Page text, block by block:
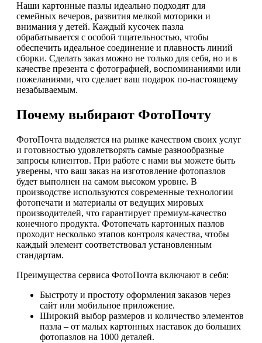
Наши картонные пазлы идеально подходят для
семейных вечеров, развития мелкой моторики и
внимания у детей. Каждый кусочек пазла
обрабатывается с особой тщательностью, чтобы
обеспечить идеальное соединение и плавность линий
сборки. Сделать заказ можно не только для себя, но и в
качестве презента с фотографией, воспоминаниями или
пожеланиями, что сделает ваш подарок по-настоящему
незабываемым.
Почему выбирают ФотоПочту
ФотоПочта выделяется на рынке качеством своих услуг
и готовностью удовлетворять самые разнообразные
запросы клиентов. При работе с нами вы можете быть
уверены, что ваш заказ на изготовление фотопазлов
будет выполнен на самом высоком уровне. В
производстве используются современные технологии
фотопечати и материалы от ведущих мировых
производителей, что гарантирует премиум-качество
конечного продукта. Фотопечать картонных пазлов
проходит несколько этапов контроля качества, чтобы
каждый элемент соответствовал установленным
стандартам.
Преимущества сервиса ФотоПочта включают в себя:
Быстроту и простоту оформления заказов через
сайт или мобильное приложение.
Широкий выбор размеров и количество элементов
пазла – от малых картонных наставок до больших
фотопазлов на 1000 деталей.